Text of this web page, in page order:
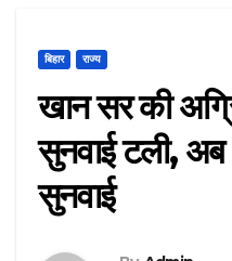
बिहार राज्य
खान सर की
सुनवाई टली, अब
सुनवाई